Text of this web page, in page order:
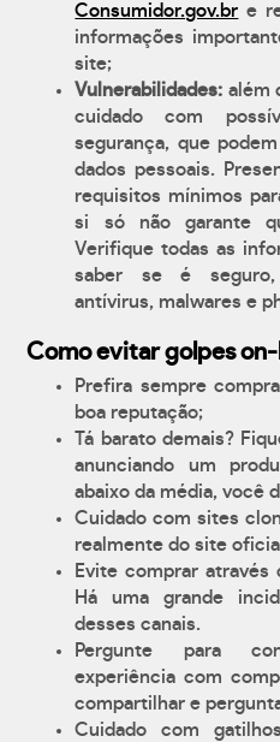
Consumidor.gov.br e
informações
site;
Vulnerabilidades: além
cuidado com
segurança, que
dados pessoais.
requisitos mínimos
si só não garante
Verifique todas as
saber se é
antívirus, malwares e
Como evitar golpes
Prefira sempre
boa reputação;
Tá barato demais?
anunciando um
abaixo da média, você
Cuidado com sites
realmente do site
Evite comprar
Há uma grande
desses canais.
Pergunte para
experiência com
compartilhar e
Cuidado com